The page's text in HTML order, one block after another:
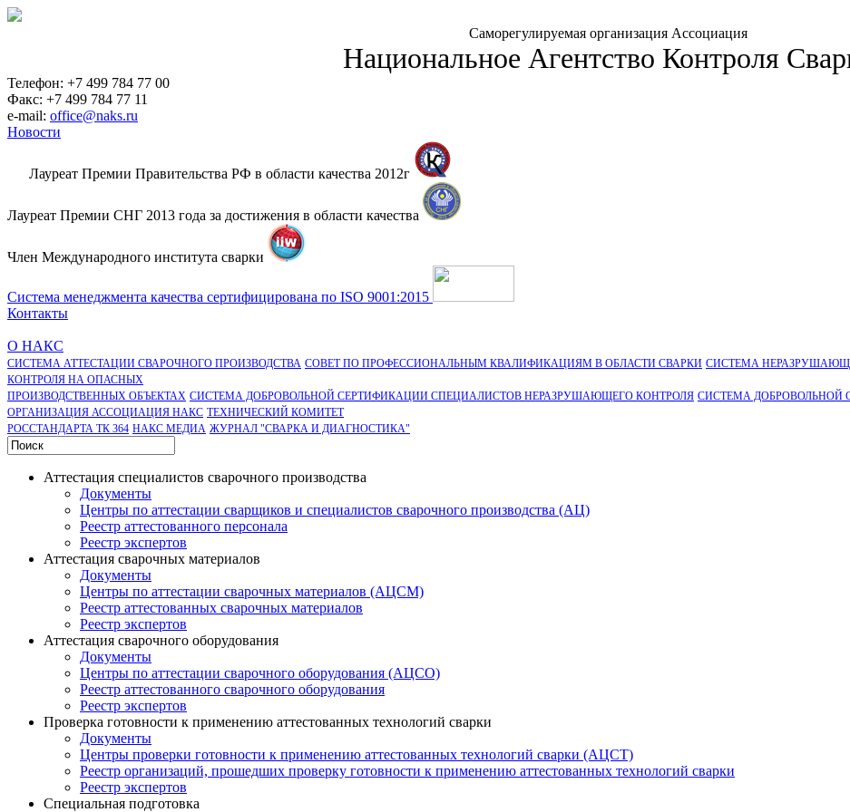
Саморегулируемая организация Ассоциация
Национальное Агентство Контроля
Телефон: +7 499 784 77 00
Факс: +7 499 784 77 11
e-mail: office@naks.ru
Новости
Лауреат Премии Правительства РФ в области качества 2012г
Лауреат Премии СНГ 2013 года за достижения в области качества
Член Международного института сварки
Система менеджмента качества сертифицирована по ISO 9001:2015
Контакты
О НАКС
СИСТЕМА АТТЕСТАЦИИ СВАРОЧНОГО ПРОИЗВОДСТВА СОВЕТ ПО ПРОФЕССИОНАЛЬНЫМ КВАЛИФИКАЦИЯМ В ОБЛАСТИ СВАРКИ СИСТЕМА
КОНТРОЛЯ НА ОПАСНЫХ
ПРОИЗВОДСТВЕННЫХ ОБЪЕКТАХ СИСТЕМА ДОБРОВОЛЬНОЙ СЕРТИФИКАЦИИ СПЕЦИАЛИСТОВ НЕРАЗРУШАЮЩЕГО КОНТРОЛЯ СИСТЕМА ДОБРОВОЛЬНОЙ
ОРГАНИЗАЦИЯ АССОЦИАЦИЯ НАКС ТЕХНИЧЕСКИЙ КОМИТЕТ
РОССТАНДАРТА ТК 364 НАКС МЕДИА ЖУРНАЛ "СВАРКА И ДИАГНОСТИКА"
Аттестация специалистов сварочного производства
Документы
Центры по аттестации сварщиков и специалистов сварочного производства (АЦ)
Реестр аттестованного персонала
Реестр экспертов
Аттестация сварочных материалов
Документы
Центры по аттестации сварочных материалов (АЦСМ)
Реестр аттестованных сварочных материалов
Реестр экспертов
Аттестация сварочного оборудования
Документы
Центры по аттестации сварочного оборудования (АЦСО)
Реестр аттестованного сварочного оборудования
Реестр экспертов
Проверка готовности к применению аттестованных технологий сварки
Документы
Центры проверки готовности к применению аттестованных технологий сварки (АЦСТ)
Реестр организаций, прошедших проверку готовности к применению аттестованных технологий сварки
Реестр экспертов
Специальная подготовка